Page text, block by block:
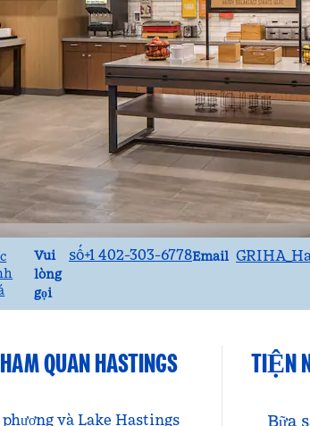
Vui
lòng
gọi
Gọi số+1 402-303-6778Email
Email
QUAN HASTINGS
và Lake Hastings
TIỆN
Bữa